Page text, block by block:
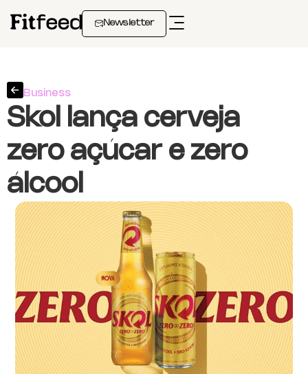
Newsletter
Business
Skol lança cerveja
zero açúcar e zero
álcool